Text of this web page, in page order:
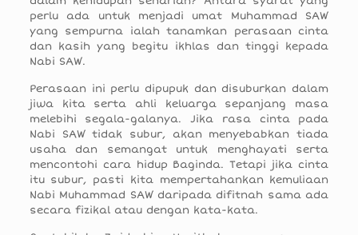
perlu ada untuk menjadi umat Muhammad SAW
yang sempurna ialah tanamkan perasaan cinta
dan kasih yang begitu ikhlas dan tinggi kepada
Nabi SAW.
Perasaan ini perlu dipupuk dan disuburkan dalam
jiwa kita serta ahli keluarga sepanjang masa
melebihi segala-galanya. Jika rasa cinta pada
Nabi SAW tidak subur, akan menyebabkan tiada
usaha dan semangat untuk menghayati serta
mencontohi cara hidup Baginda. Tetapi jika cinta
itu subur, pasti kita mempertahankan kemuliaan
Nabi Muhammad SAW daripada difitnah sama ada
secara fizikal atau dengan kata-kata.